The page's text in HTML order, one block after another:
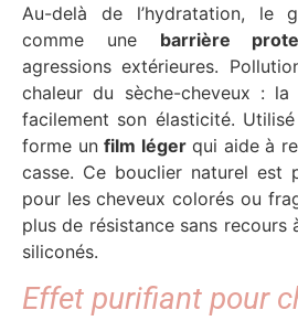
Au-delà de l’hydratation, le
comme une barrière
agressions extérieures.
chaleur du sèche-cheveux :
facilement son élasticité. Utilisé
forme unfilm légerqui aide à
casse. Ce bouclier naturel est
pour les cheveux colorés ou
plus de résistance sans recours
siliconés.
Effet purifiant pour